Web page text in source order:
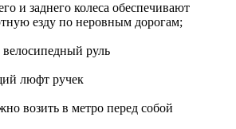
и заднего колеса обеспечивают
езду по неровным дорогам;
руль
люфт ручек
возить в метро перед собой